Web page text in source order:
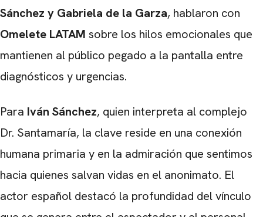
Sánchez y Gabriela de la Garza, hablaron con
Omelete LATAM sobre los hilos emocionales que
mantienen al público pegado a la pantalla entre
diagnósticos y urgencias.
Para Iván Sánchez, quien interpreta al complejo
Dr. Santamaría, la clave reside en una conexión
humana primaria y en la admiración que sentimos
hacia quienes salvan vidas en el anonimato. El
actor español destacó la profundidad del vínculo